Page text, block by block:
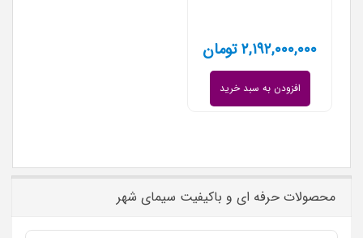
۲,۱۹۲,۰۰۰,۰۰۰ تومان
افزودن به سبد خرید
محصولات حرفه ای و باکیفیت سیمای شهر